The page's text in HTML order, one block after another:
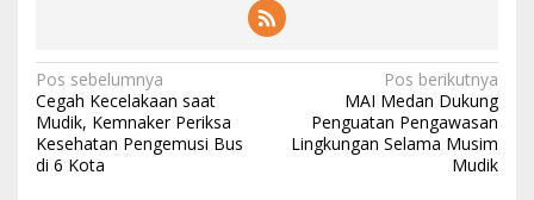
N
a
v
Pos sebelumnya
Cegah Kecelakaan saat
Mudik, Kemnaker Periksa
Kesehatan Pengemusi Bus
di 6 Kota
Pos berikutnya
MAI Medan Dukung
Penguatan Pengawasan
Lingkungan Selama Musim
Mudik